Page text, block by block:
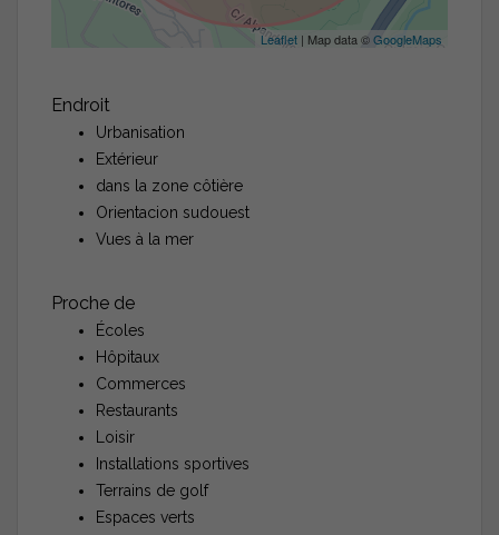
Leaflet | Map data ©GoogleMaps
Endroit
Urbanisation
Extérieur
dans la zone côtière
Orientacion sudouest
Vues à la mer
Proche de
Écoles
Hôpitaux
Commerces
Restaurants
Loisir
Installations sportives
Terrains de golf
Espaces verts